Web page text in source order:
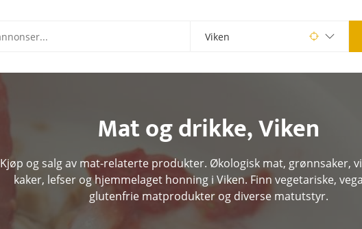
Mat og drikke,Viken
Kjøp og salg av mat-relaterte produkter. Økologisk mat, grønnsaker,
kaker, lefser og hjemmelaget honning i Viken. Finn vegetariske,
glutenfrie matprodukter og diverse matutstyr.